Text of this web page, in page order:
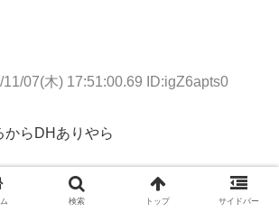
11/07(木) 17:51:00.69 ID:igZ6apts0
からDHありやら
検索 トップ サイドバー